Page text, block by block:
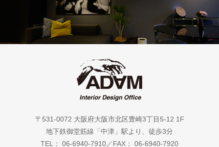
〒531-0072 大阪府大阪市北区豊崎3丁目5-12 1F
地下鉄御堂筋線「中津」駅より、徒歩3分
TEL： 06-6940-7910／FAX： 06-6940-7920